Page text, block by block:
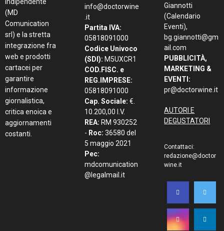
(MD
Comunication
srl) e la stretta
integrazione fra
web e prodotti
cartacei per
garantire
informazione
giornalistica,
critica enoica e
aggiornamenti
costanti.
info@doctorwine
.it
Partita IVA:
05818091000
Codice Univoco
(SDI): M5UXCR1
COD.FISC. e
REG.IMPRESE:
05818091000
Cap. Sociale: €.
10.200,00 I.V.
REA: RM 930252
- Roc: 36580 del
5 maggio 2021
Pec:
mdcomunication
@legalmail.it
Giannotti
(Calendario
Eventi),
bg.giannotti@gm
ail.com
PUBBLICITÀ,
MARKETING &
EVENTI:
pr@doctorwine.it
AUTORI E
DEGUSTATORI
Contattaci:
redazione@doctor
wine.it